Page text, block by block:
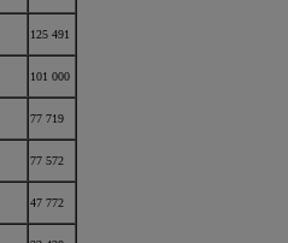
125 491
101 000
77 719
77 572
47 772